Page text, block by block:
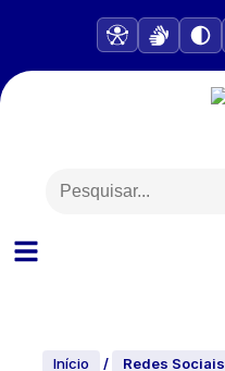
Início / Redes Sociais